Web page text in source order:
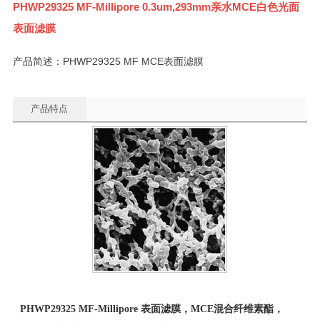
PHWP29325 MF-Millipore 0.3um,293mm亲水MCE白色光面
表面滤膜
产品简述：PHWP29325 MF MCE表面滤膜
产品特点
PHWP29325 MF-Millipore 表面滤膜， MCE混合纤维素酯，